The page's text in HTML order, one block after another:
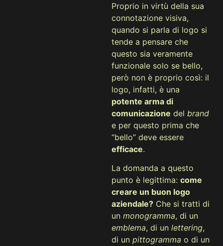
Proprio in virtù della sua
connotazione visiva,
quando si parla di logo si
tende a pensare che
questo sia veramente
funzionale solo se bello,
però non è proprio così: il
logo, infatti, è una
potente arma di
comunicazione del brand
e per questo prima che
“bello” deve essere
efficace.
La domanda a questo
punto è legittima: come
creare un buon logo
aziendale? Che si tratti di
un monogramma, di un
emblema, di un lettering,
di un pittogramma o di un